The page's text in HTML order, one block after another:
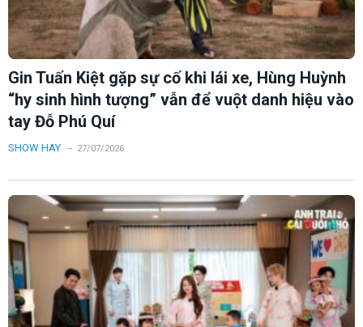
Gin Tuấn Kiệt gặp sự cố khi lái xe, Hùng Huỳnh
“hy sinh hình tượng” vẫn để vuột danh hiệu vào
tay Đỗ Phú Quí
SHOW HAY 27/07/2026